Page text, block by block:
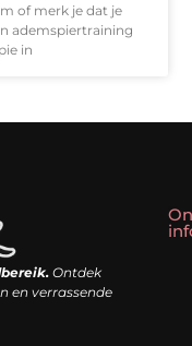
of merk je dat je
ademspiertraining
in
Ontdek
en verrassende